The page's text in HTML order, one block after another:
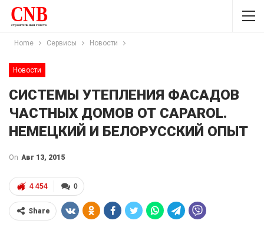
Home Сервисы Новости
Новости
СИСТЕМЫ УТЕПЛЕНИЯ ФАСАДОВ
ЧАСТНЫХ ДОМОВ ОТ CAPAROL.
НЕМЕЦКИЙ И БЕЛОРУССКИЙ ОПЫТ
On Авг 13, 2015
0
4 454
Share